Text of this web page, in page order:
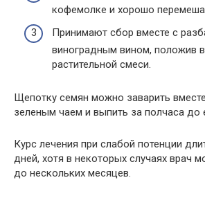
кофемолке и хорошо
Принимают сбор вместе с
виноградным вином, положив в
растительной смеси.
Щепотку семян можно заварить
зеленым чаем и выпить за полчаса до
Курс лечения при слабой потенции
дней, хотя в некоторых случаях врач
до нескольких месяцев.